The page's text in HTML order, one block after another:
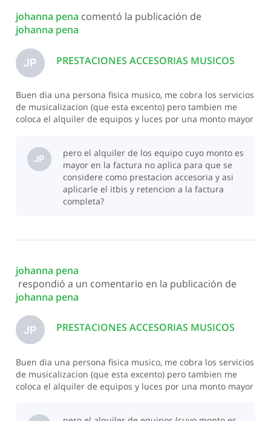
johanna pena comentó la publicación de
johanna pena
JP PRESTACIONES ACCESORIAS MUSICOS
Buen dia una persona fisica musico, me cobra los servicios
de musicalizacion (que esta excento) pero tambien me
coloca el alquiler de equipos y luces por una monto mayor
JP
pero el alquiler de los equipo cuyo monto es
mayor en la factura no aplica para que se
considere como prestacion accesoria y asi
aplicarle el itbis y retencion a la factura
completa?
johanna pena
respondió a un comentario en la publicación de
johanna pena
JP PRESTACIONES ACCESORIAS MUSICOS
Buen dia una persona fisica musico, me cobra los servicios
de musicalizacion (que esta excento) pero tambien me
coloca el alquiler de equipos y luces por una monto mayor